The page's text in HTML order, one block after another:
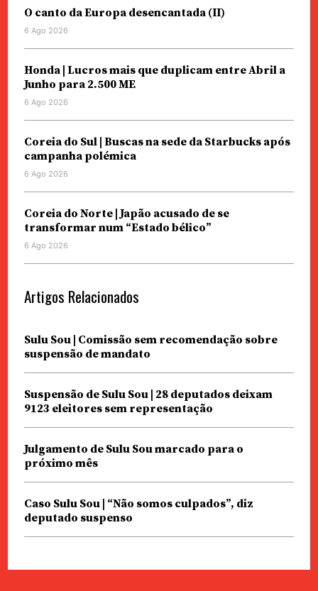
O canto da Europa desencantada (II)
6 Ago 2026
Honda | Lucros mais que duplicam entre Abril a
Junho para 2.500 ME
6 Ago 2026
Coreia do Sul | Buscas na sede da Starbucks após
campanha polémica
6 Ago 2026
Coreia do Norte | Japão acusado de se
transformar num “Estado bélico”
6 Ago 2026
Artigos Relacionados
Sulu Sou | Comissão sem recomendação sobre
suspensão de mandato
Suspensão de Sulu Sou | 28 deputados deixam
9123 eleitores sem representação
Julgamento de Sulu Sou marcado para o
próximo mês
Caso Sulu Sou | “Não somos culpados”, diz
deputado suspenso